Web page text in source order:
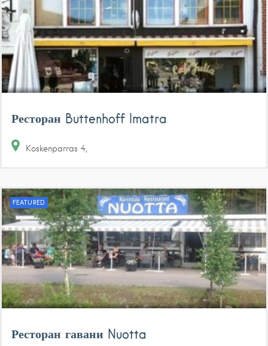
Ресторан Buttenhoff Imatra
Koskenparras 4
FEATURED
Ресторан гавани Nuotta